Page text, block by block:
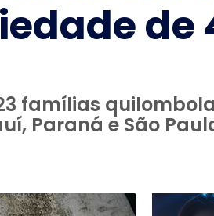
de
famílias
Paraná e São